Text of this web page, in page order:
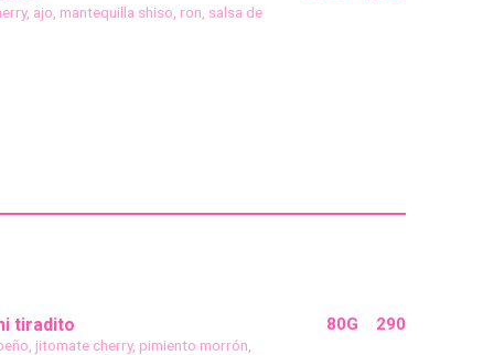
ajo, mantequilla shiso, ron, salsa de
tiradito
jitomate cherry, pimiento morrón,
80G 290